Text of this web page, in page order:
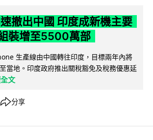
撤出中國 印度成新機主要
裝增至5500萬部
生產線由中國轉往印度，目標兩年內將
當地。印度政府推出關稅豁免及稅務優惠延
文
分享